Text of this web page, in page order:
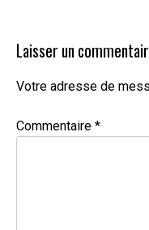
Laisser un
Votre adresse de
Commentaire *